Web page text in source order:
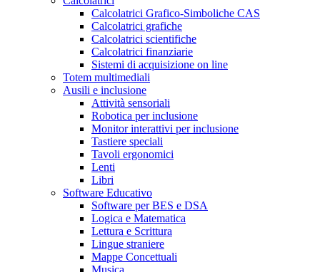
Calcolatrici Grafico-Simboliche CAS
Calcolatrici grafiche
Calcolatrici scientifiche
Calcolatrici finanziarie
Sistemi di acquisizione on line
Totem multimediali
Ausili e inclusione
Attività sensoriali
Robotica per inclusione
Monitor interattivi per inclusione
Tastiere speciali
Tavoli ergonomici
Lenti
Libri
Software Educativo
Software per BES e DSA
Logica e Matematica
Lettura e Scrittura
Lingue straniere
Mappe Concettuali
Musica